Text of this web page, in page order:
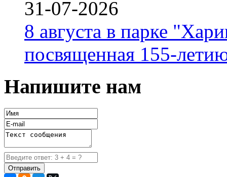
31-07-2026
8 августа в парке
посвященная 155-
Напишите нам